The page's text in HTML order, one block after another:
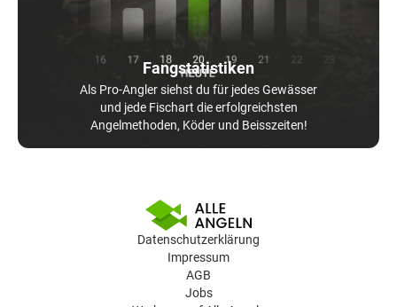
Fangstatistiken
Als Pro-Angler siehst du für jedes Gewässer
und jede Fischart die erfolgreichsten
Angelmethoden, Köder und Beisszeiten!
Datenschutzerklärung
Impressum
AGB
Jobs